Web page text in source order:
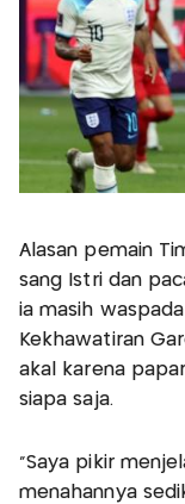
Alasan pemain
sang Istri dan
ia masih
Kekhawatiran
akal karena
siapa saja.
“Saya pikir
menahannya